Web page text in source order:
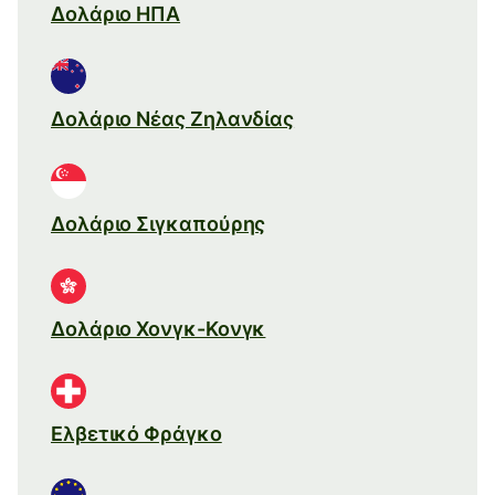
Δολάριο ΗΠΑ
Δολάριο Νέας Ζηλανδίας
Δολάριο Σιγκαπούρης
Δολάριο Χονγκ-Κονγκ
Ελβετικό Φράγκο